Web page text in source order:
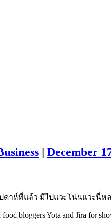
| December
ปดาห์ที่แล้ว มีไปแวะโน่นแวะ
food bloggers Yota and Jira for